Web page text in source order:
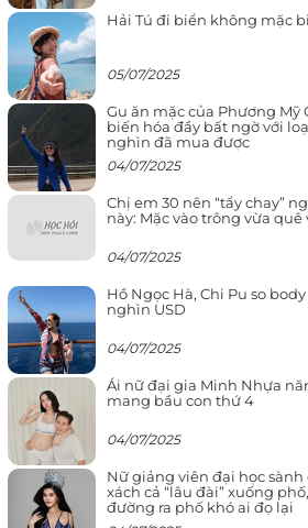
Hải Tú đi biển không mặc
05/07/2025
Gu ăn mặc của Phương Mỹ
biến hóa đầy bất ngờ với
nghìn đã mua được
04/07/2025
Chị em 30 nên “tẩy chay”
này: Mặc vào trông vừa
04/07/2025
Hồ Ngọc Hà, Chi Pu so
nghìn USD
04/07/2025
Ái nữ đại gia Minh Nhựa
mang bầu con thứ 4
04/07/2025
Nữ giảng viên đại học
xách cả “lâu đài” xuống
đường ra phố khó ai đọ lại